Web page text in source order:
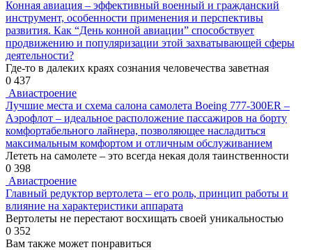
Конная авиация – эффективный военный и гражданский
инструмент, особенности применения и перспективы
развития. Как “День конной авиации” способствует
продвижению и популяризации этой захватывающей сферы
деятельности?
Где-то в далеких краях сознания человечества заветная
0 437
Авиастроение
Лучшие места и схема салона самолета Boeing 777-300ER –
Аэрофлот – идеальное расположение пассажиров на борту
комфортабельного лайнера, позволяющее насладиться
максимальным комфортом и отличным обслуживанием
Лететь на самолете – это всегда некая доля таинственности
0 398
Авиастроение
Главный редуктор вертолета – его роль, принцип работы и
влияние на характеристики аппарата
Вертолеты не перестают восхищать своей уникальностью
0 352
Вам также может понравиться